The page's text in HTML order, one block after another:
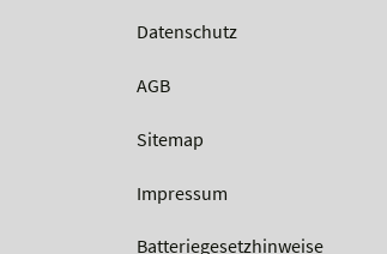
Datenschutz
AGB
Sitemap
Impressum
Batteriegesetzhinweise